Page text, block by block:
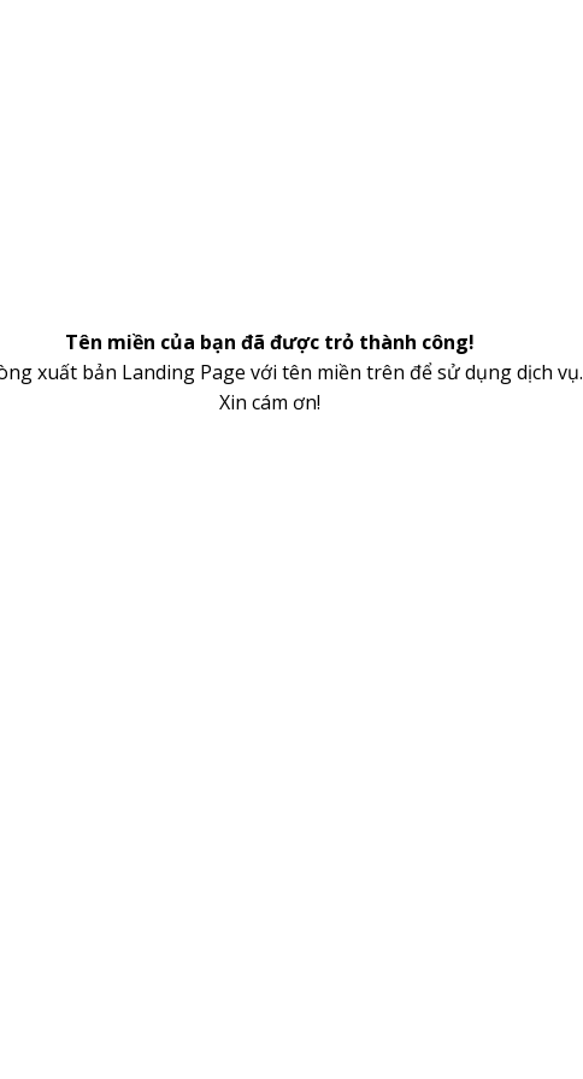
Tên miền của bạn đã được trỏ thành công!
xuất bản Landing Page với tên miền trên để sử dụng dịch vụ.
Xin cám ơn!